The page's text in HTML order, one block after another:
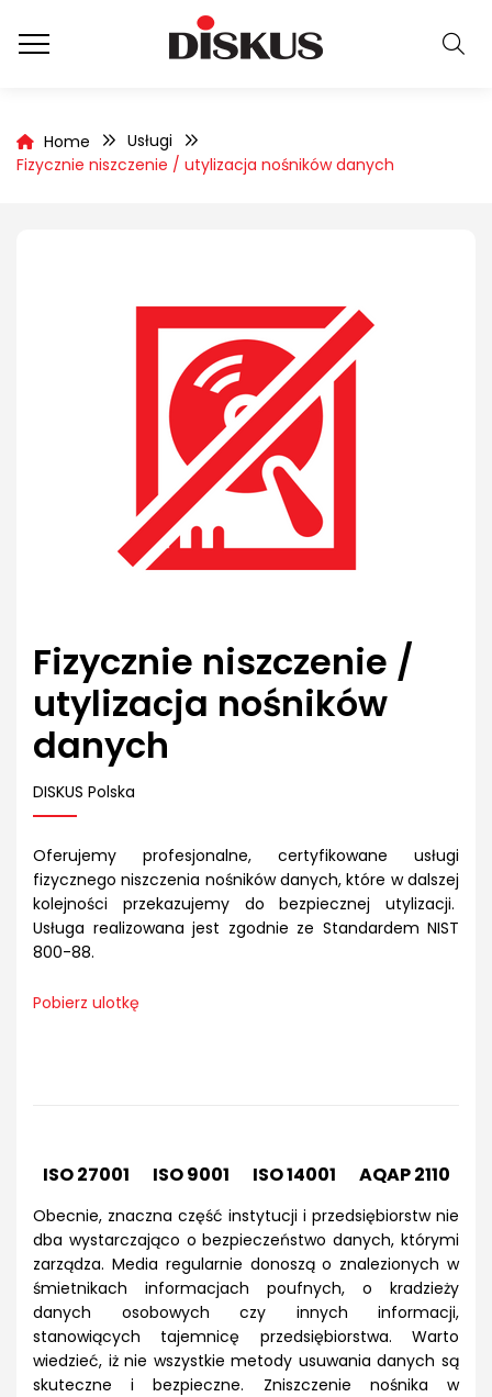
Home
Usługi
Fizycznie niszczenie / utylizacja nośników danych
Fizycznie niszczenie /
utylizacja nośników
danych
DISKUS Polska
Oferujemy profesjonalne, certyfikowane usługi
fizycznego niszczenia nośników danych, które w dalszej
kolejności przekazujemy do bezpiecznej utylizacji.
Usługa realizowana jest zgodnie ze Standardem NIST
800-88.
Pobierz ulotkę
ISO 27001 ISO 9001 ISO 14001 AQAP 2110
Obecnie, znaczna część instytucji i przedsiębiorstw nie
dba wystarczająco o bezpieczeństwo danych, którymi
zarządza. Media regularnie donoszą o znalezionych w
śmietnikach informacjach poufnych, o kradzieży
danych osobowych czy innych informacji,
stanowiących tajemnicę przedsiębiorstwa. Warto
wiedzieć, iż nie wszystkie metody usuwania danych są
skuteczne i bezpieczne. Zniszczenie nośnika w